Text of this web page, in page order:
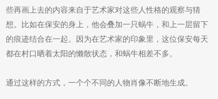
些再画上去的内容来自于艺术家对这些人性格的观察与猜
想。比如在保安的身上，他会叠加一只蜗牛，和上一层留下
的痕迹结合在一起。因为在艺术家的印象里，这位保安每天
都在村口晒着太阳的懒散状态，和蜗牛相差不多。
通过这样的方式，一个个不同的人物肖像不断地生成。